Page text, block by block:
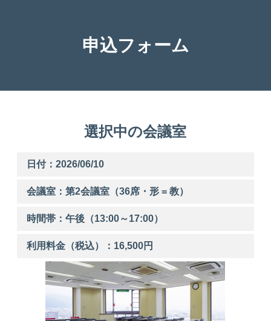
申込フォーム
選択中の会議室
日付：2026/06/10
会議室：第2会議室（36席・形 = 教）
時間帯：午後 （13:00～17:00）
利用料金（税込）： 16,500円